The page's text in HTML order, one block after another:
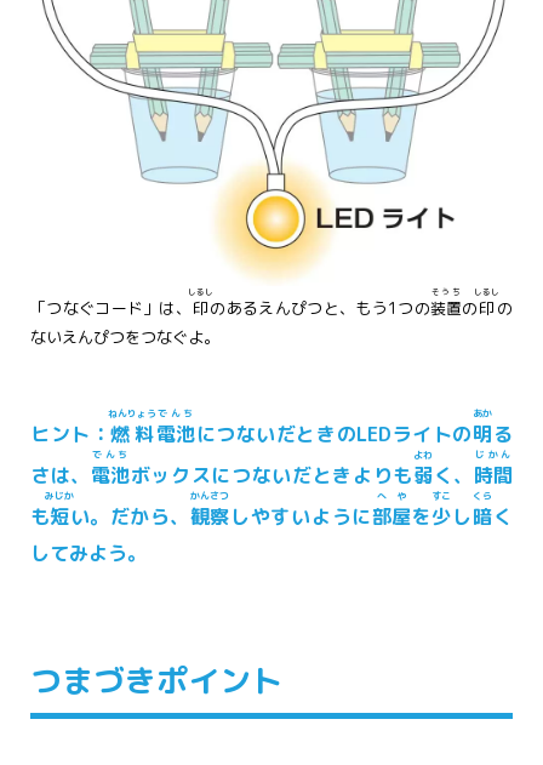
「つなぐコード」は、 印
しるし
のあるえんぴつと、もう1つの装置
そうち
の印
しるし
の
ないえんぴつをつなぐよ。
ヒント： 燃料
ねんりょう
電池
でんち
につないだときのLEDライトの明
あか
る
さは、 電池
でんち
ボックスにつないだときよりも弱
よわ
く、 時間
じかん
も短
みじか
い。だから、 観察
かんさつ
しやすいように部屋
へや
を少
すこ
し暗
くら
く
してみよう。
つまづきポイント